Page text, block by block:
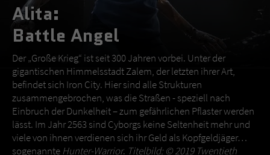
Alita:
Battle Angel
Der „Große Krieg“ ist seit 300 Jahren vorbei. Unter der
gigantischen Himmelsstadt Zalem, der letzten ihrer Art,
befindet sich Iron City. Hier sind alle Strukturen
zusammengebrochen, was die Straßen - speziell nach
Einbruch der Dunkelheit – zum gefährlichen Pflaster werden
lässt. Im Jahr 2563 sind Cyborgs keine Seltenheit mehr und
viele von ihnen verdienen sich ihr Geld als Kopfgeldjäger…
sogenannte Hunter-Warrior. Titelbild: © 2019 Twentieth